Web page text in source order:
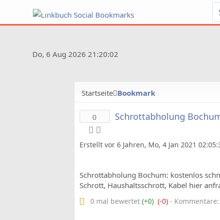
Do, 6 Aug 2026 21:20:02
Startseite Bookmark
0 Schrottabholung
Erstellt vor 6 Jahren, Mo, 4 Jan 2021
Schrottabholung Bochum: kostenlos
Schrott, Haushaltsschrott, Kabel hier
0 mal bewertet (+0) (-0) -